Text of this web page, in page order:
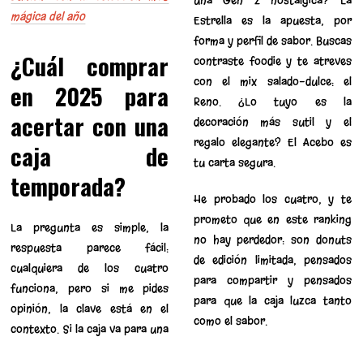
mágica del año
¿Cuál comprar
en 2025 para
acertar con una
caja de
temporada?
La pregunta es simple, la
respuesta parece fácil:
cualquiera de los cuatro
funciona, pero si me pides
opinión, la clave está en el
contexto. Si la caja va para una
Estrella es la apuesta, por
forma y perfil de sabor. Buscas
contraste foodie y te atreves
con el mix salado-dulce: el
Reno. ¿Lo tuyo es la
decoración más sutil y el
regalo elegante? El Acebo es
tu carta segura.
He probado los cuatro, y te
prometo que en este ranking
no hay perdedor: son donuts
de edición limitada, pensados
para compartir y pensados
para que la caja luzca tanto
como el sabor.